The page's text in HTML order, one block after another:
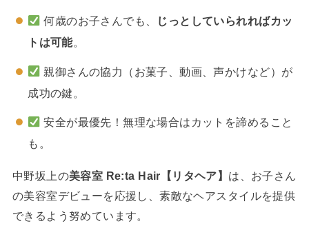
何歳のお子さんでも、
じっとしていられればカッ
トは可能。
親御さんの協力（お菓子、動画、声かけなど）が
成功の鍵。
安全が最優先！無理な場合はカットを諦めること
も。
中野坂上の美容室 Re:ta Hair【リタヘア】 は、お子さん
の美容室デビューを応援し、素敵なヘアスタイルを提供
できるよう努めています。